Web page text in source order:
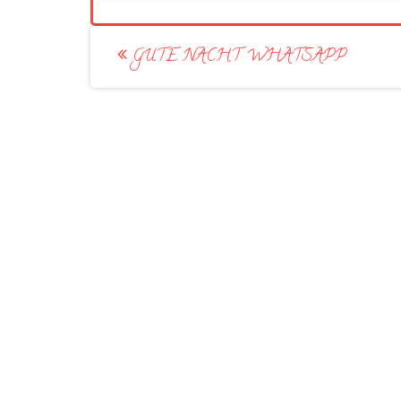
Post
navigation
GUTE NACHT WHATSAPP